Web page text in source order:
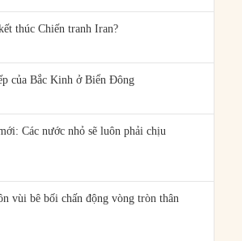
thúc Chiến tranh Iran?
của Bắc Kinh ở Biển Đông
Các nước nhỏ sẽ luôn phải chịu
vùi bê bối chấn động vòng tròn thân